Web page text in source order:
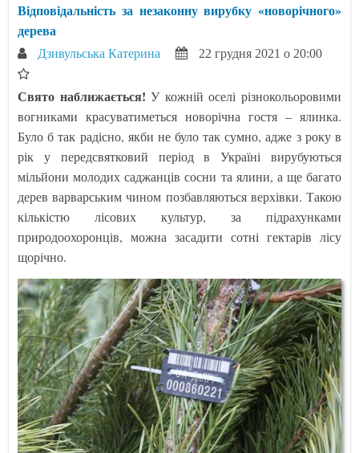
Відповідальність за незаконну вирубку «новорічного»
дерева
Дзивульська Катерина 22 грудня 2021 о 20:00
Свято наближається! У кожній оселі різнокольоровими
вогниками красуватиметься новорічна гостя – ялинка.
Було б так радісно, якби не було так сумно, адже з року в
рік у передсвятковий період в Україні вирубуються
мільйони молодих саджанців сосни та ялини, а ще багато
дерев варварським чином позбавляються верхівки. Такою
кількістю лісових культур, за підрахунками
природоохоронців, можна засадити сотні гектарів лісу
щорічно.